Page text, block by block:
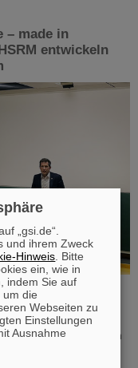
– made in
entwickeln
in der
und
vernetzter
sind sie von
RheinMain
„gsi.de“.
und ihrem Zweck
Hinweis . Bitte
ein, wie in
indem Sie auf
um die
Webseiten zu
Einstellungen
Ausnahme